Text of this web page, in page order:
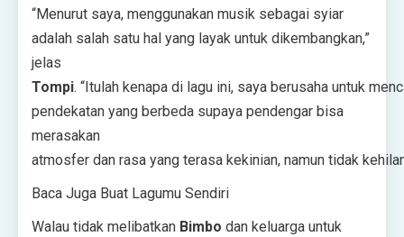
“Menurut saya, menggunakan musik sebagai syiar
adalah salah satu hal yang layak untuk dikembangkan,”
jelas
Tompi. “Itulah kenapa di lagu ini, saya berusaha untuk
pendekatan yang berbeda supaya pendengar bisa
merasakan
atmosfer dan rasa yang terasa kekinian, namun tidak
Baca Juga Buat Lagumu Sendiri
Walau tidak melibatkan Bimbo dan keluarga untuk